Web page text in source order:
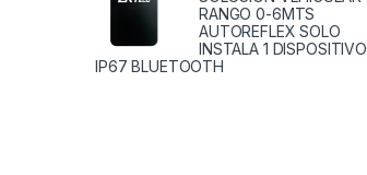
RANGO 0-6MTS
AUTOREFLEX SOLO
INSTALA 1 DISPOSITIVO
IP67 BLUETOOTH